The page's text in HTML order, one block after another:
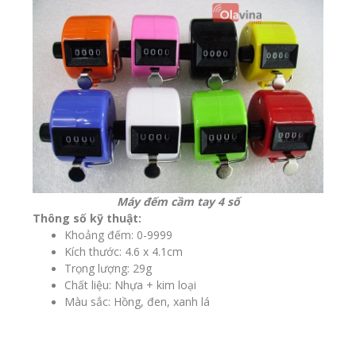
Máy đếm cầm tay 4 số
Thông số kỹ thuật:
Khoảng đếm: 0-9999
Kích thước: 4.6 x 4.1cm
Trọng lượng: 29g
Chất liệu: Nhựa + kim loại
Màu sắc: Hồng, đen, xanh lá